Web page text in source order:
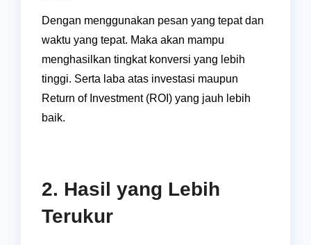
Dengan menggunakan pesan yang tepat dan
waktu yang tepat. Maka akan mampu
menghasilkan tingkat konversi yang lebih
tinggi. Serta laba atas investasi maupun
Return of Investment (ROI) yang jauh lebih
baik.
2. Hasil yang Lebih
Terukur